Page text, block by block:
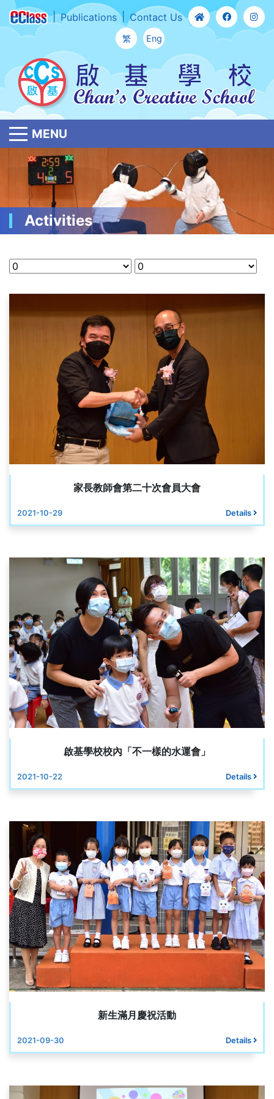
Publications Contact Us
繁 Eng
MENU
Activities
家長教師會第二十次會員大會
2021-10-29 Details
啟基學校校內「不一樣的水運會」
2021-10-22 Details
新生滿月慶祝活動
2021-09-30 Details